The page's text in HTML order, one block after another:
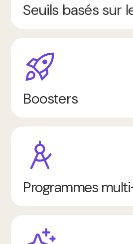
Seuils basés sur
Boosters
Programmes